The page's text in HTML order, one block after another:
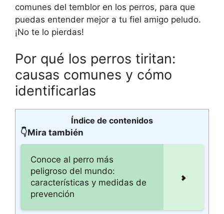
comunes del temblor en los perros, para que
puedas entender mejor a tu fiel amigo peludo.
¡No te lo pierdas!
Por qué los perros tiritan:
causas comunes y cómo
identificarlas
Índice de contenidos
👇Mira también
Conoce al perro más
peligroso del mundo:
características y medidas de
prevención